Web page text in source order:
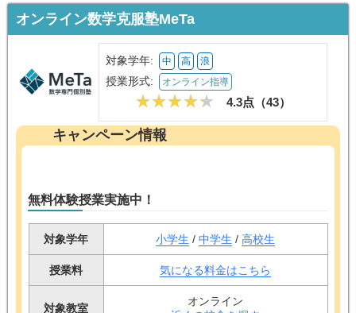
オンライン数学克服塾MeTa
対象学年: 中 高 浪
授業形式: オンライン指導
4.3点（43）
キャンペーン情報
無料体験授業実施中！
対象学年 小学生 / 中学生 / 高校生
授業料 気になる料金はこちら
対象教室
オンライン